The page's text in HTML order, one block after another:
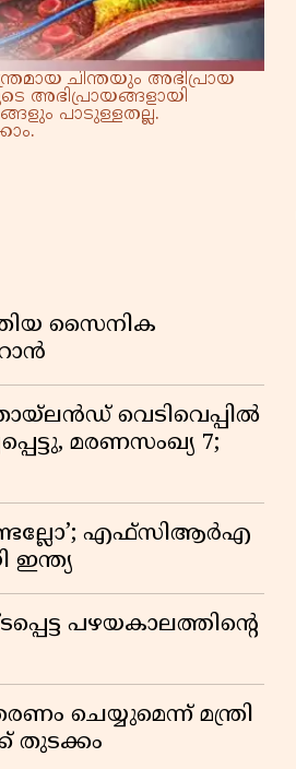
ചിന്തയും അഭിപ്രായ
അഭിപ്രായങ്ങളായി
പാടുള്ളതല്ല.
സൈനിക
വെടിവെപ്പിൽ
മരണസംഖ്യ 7;
എഫ്സിആർഎ
ഇന്ത്യ
പഴയകാലത്തിൻ്റെ
ചെയ്യുമെന്ന് മന്ത്രി
തുടക്കം